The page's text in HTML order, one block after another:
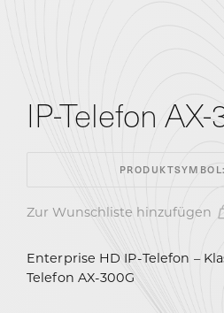
IP-Telefon AX-
PRODUKTSYMBOL:
Zur Wunschliste hinzufügen
Enterprise HD IP-Telefon –
Telefon AX-300G